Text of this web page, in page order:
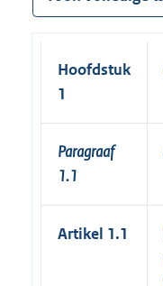
Hoofdstuk
1
Paragraaf
1.1
Artikel 1.1